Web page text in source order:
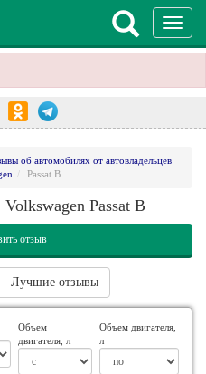
об автомобилях от автовладельцев
Passat B
Passat B
отзыв
Лучшие отзывы
Объем
двигателя, л
Объем двигателя,
л